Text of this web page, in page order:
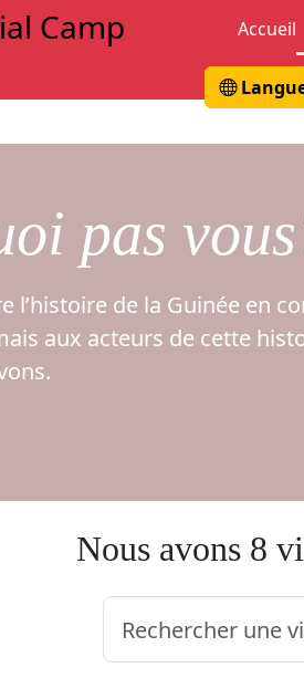
Camp
Accueil
pas
l’histoire de la Guinée en
aux acteurs de cette
Nous avons 8